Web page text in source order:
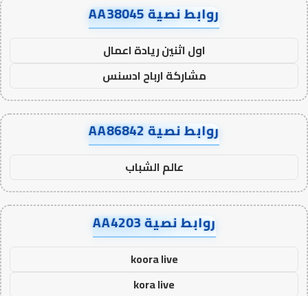
روابط نصية AA38045
اول اثنين ريادة اعمال
مشاركة ارباح ادسنس
روابط نصية AA86842
عالم الشباب
روابط نصية AA4203
koora live
kora live